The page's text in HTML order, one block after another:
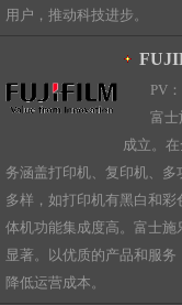
用户，推动科技进步。
PV
富士
成立。
务涵盖打印机、复印机、
多样，如打印机有黑白和
体机功能集成度高。富士
显著。以优质的产品和服务
降低运营成本。